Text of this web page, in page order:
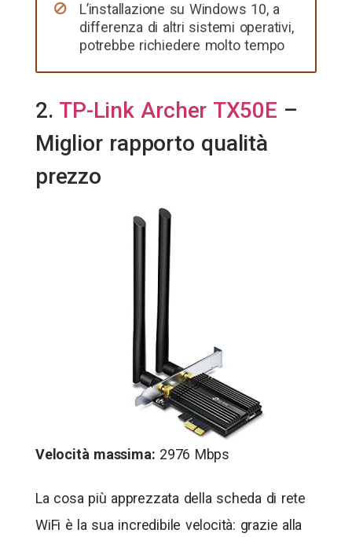
L’installazione su Windows 10, a
differenza di altri sistemi operativi,
potrebbe richiedere molto tempo
2. TP-Link Archer TX50E –
Miglior rapporto qualità
prezzo
Velocità massima: 2976 Mbps
La cosa più apprezzata della scheda di rete
WiFi è la sua incredibile velocità: grazie alla